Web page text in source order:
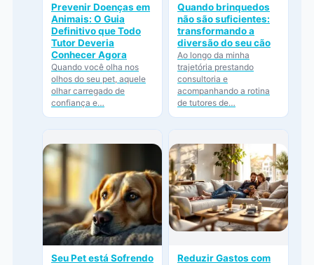
Prevenir Doenças em
Animais: O Guia
Definitivo que Todo
Tutor Deveria
Conhecer Agora
Quando você olha nos
olhos do seu pet, aquele
olhar carregado de
confiança e…
Quando brinquedos
não são suficientes:
transformando a
diversão do seu cão
Ao longo da minha
trajetória prestando
consultoria e
acompanhando a rotina
de tutores de…
Seu Pet está Sofrendo
Reduzir Gastos com